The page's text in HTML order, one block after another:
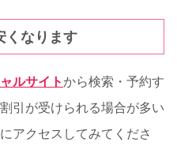
くなります
ルサイトから検索・予約す
引が受けられる場合が多い
アクセスしてみてくださ